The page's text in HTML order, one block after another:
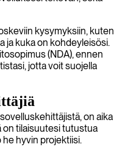
kysymyksiin, kuten
ja kuka on kohdeyleisösi.
(NDA), ennen
jotta voit suojella
on aika
on tilaisuutesi tutustua
he hyvin projektiisi.